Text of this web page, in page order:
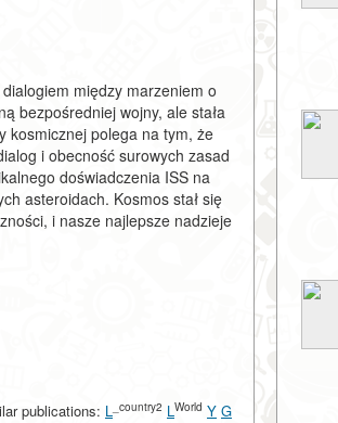
między marzeniem o
bezpośredniej wojny, ale stała
kosmicznej polega na tym, że
i obecność surowych zasad
doświadczenia ISS na
asteroidach. Kosmos stał się
i nasze najlepsze nadzieje
publications: L _country2 LWorld Y G